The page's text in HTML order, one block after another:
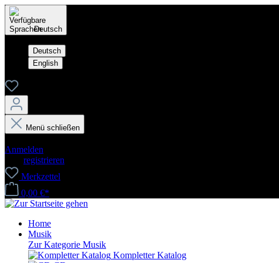
Deutsch
Deutsch
English
Menü schließen
Anmelden
registrieren
Merkzettel
0,00 €*
Home
Musik
Zur Kategorie Musik
Kompletter Katalog